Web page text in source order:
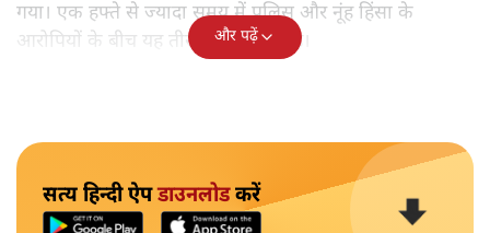
गया। एक हफ्ते से ज्यादा समय में पुलिस और नूंह हिंसा के
आरोपियों के बीच यह तीसरा एनकाउंटर है।
और पढ़ें
सत्य हिन्दी ऐपडाउनलोडकरें